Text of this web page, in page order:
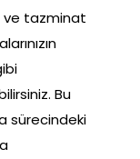
ve tazminat
Bu
sürecindeki